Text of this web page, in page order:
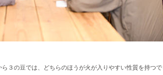
３の豆では、どちらのほうが火が入りやすい性質を持つで